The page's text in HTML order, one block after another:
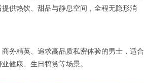
供热饮、甜品与静息空间，全程无隐形消
精英、追求高品质私密体验的男士，适合
健康、生日犒赏等场景。